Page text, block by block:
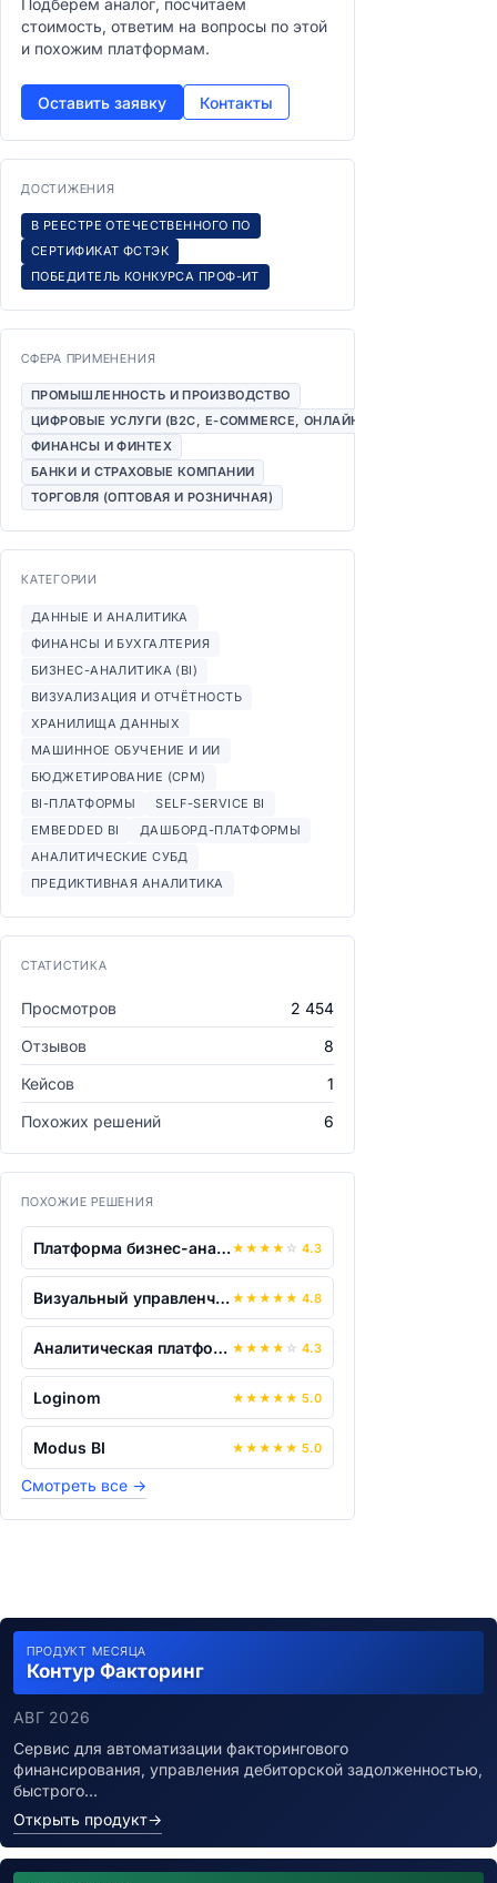
Подберём аналог, посчитаем
стоимость, ответим на вопросы по этой
и похожим платформам.
Оставить заявку Контакты
ДОСТИЖЕНИЯ
В РЕЕСТРЕ ОТЕЧЕСТВЕННОГО ПО
СЕРТИФИКАТ ФСТЭК
ПОБЕДИТЕЛЬ КОНКУРСА ПРОФ-ИТ
СФЕРА ПРИМЕНЕНИЯ
ПРОМЫШЛЕННОСТЬ И ПРОИЗВОДСТВО
ЦИФРОВЫЕ УСЛУГИ (B2C, E-COMMERCE, ОНЛАЙН-СЕРВИСЫ)
ФИНАНСЫ И ФИНТЕХ
БАНКИ И СТРАХОВЫЕ КОМПАНИИ
ТОРГОВЛЯ (ОПТОВАЯ И РОЗНИЧНАЯ)
КАТЕГОРИИ
ДАННЫЕ И АНАЛИТИКА
ФИНАНСЫ И БУХГАЛТЕРИЯ
БИЗНЕС-АНАЛИТИКА (BI)
ВИЗУАЛИЗАЦИЯ И ОТЧЁТНОСТЬ
ХРАНИЛИЩА ДАННЫХ
МАШИННОЕ ОБУЧЕНИЕ И ИИ
БЮДЖЕТИРОВАНИЕ (CPM)
BI-ПЛАТФОРМЫ
SELF-SERVICE BI
EMBEDDED BI
ДАШБОРД-ПЛАТФОРМЫ
АНАЛИТИЧЕСКИЕ СУБД
ПРЕДИКТИВНАЯ АНАЛИТИКА
СТАТИСТИКА
Просмотров
2 454
Отзывов
8
Кейсов
1
Похожих решений
6
ПОХОЖИЕ РЕШЕНИЯ
Платформа бизнес-аналитики «Alpha BI»★ ★ ★ ★ ☆ 4.3
Визуальный управленческий контроль L... ★ ★ ★ ★ ★ 4.8
Аналитическая платформа Visiology 2.0 ★ ★ ★ ★ ☆ 4.3
Loginom ★ ★ ★ ★ ★ 5.0
Modus BI ★ ★ ★ ★ ★ 5.0
Смотреть все →
ПРОДУКТ МЕСЯЦА
Контур Факторинг
АВГ 2026
Сервис для автоматизации факторингового
финансирования, управления дебиторской задолженностью,
быстрого…
Открыть продукт→